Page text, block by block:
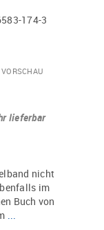
174-3
lieferbar
nicht
im
Buch von
...